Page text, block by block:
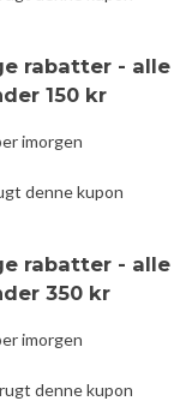
rabatter - alle
150 kr
imorgen
denne kupon
rabatter - alle
350 kr
imorgen
denne kupon